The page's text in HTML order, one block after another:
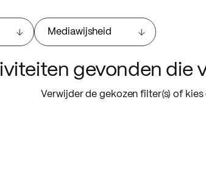
Mediawijsheid
gevonden die
Verwijder de gekozen filter(s) of kies